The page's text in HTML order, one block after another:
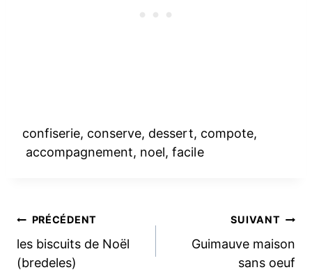
confiserie, conserve, dessert, compote,
accompagnement, noel, facile
Navigation
de
PRÉCÉDENT
les biscuits de Noël
(bredeles)
SUIVANT
Guimauve maison
sans oeuf